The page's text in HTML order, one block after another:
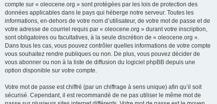
compte sur « oleocene.org » sont protégées par les lois de protection des
données applicables dans le pays qui héberge notre serveur. Toutes les
informations, en-dehors de votre nom d’utilisateur, de votre mot de passe et de
votre adresse de courriel requis par « oleocene.org » durant votre inscription,
sont obligatoires ou facultatives, à la seule discrétion de « oleocene.org ».
Dans tous les cas, vous pouvez contrôler quelles informations de votre compte
vous souhaitez rendre publiques ou non. De plus, vous pouvez décider de
vous abonner ou non à la liste de diffusion du logiciel phpBB depuis une
option disponible sur votre compte.
Votre mot de passe est chiffré (par un chiffrage à sens unique) afin qu’il soit
sécurisé. Cependant, il est recommandé de ne pas utiliser le même mot de